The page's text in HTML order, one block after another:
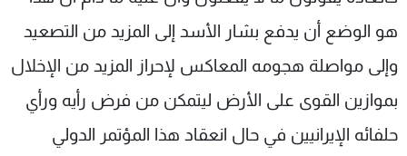
هو الوضع أن يدفع بشار الأسد إلى المزيد من التصعيد
وإلى مواصلة هجومه المعاكس لإحراز المزيد من الإخلال
بموازين القوى على الأرض ليتمكن من فرض رأيه ورأي
حلفائه الإيرانيين في حال انعقاد هذا المؤتمر الدولي